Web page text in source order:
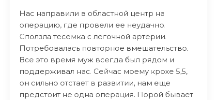
Нас направили в областной центр на
операцию, где провели ее неудачно.
Сползла тесемка с легочной артерии.
Потребовалась повторное вмешательство.
Все это время муж всегда был рядом и
поддерживал нас. Сейчас моему крохе 5,5,
он сильно отстает в развитии, нам еще
предстоит не одна операция. Порой бывает